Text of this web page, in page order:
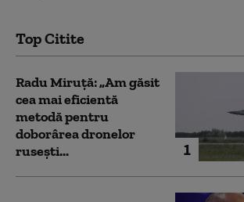
Top Citite
1
Radu Miruță: „Am găsit
cea mai eficientă
metodă pentru
doborârea dronelor
rusești...